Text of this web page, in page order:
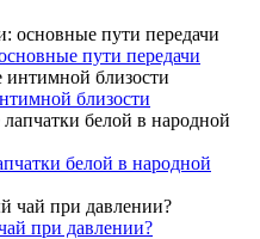
пути передачи
близости
белой в народной
при давлении?